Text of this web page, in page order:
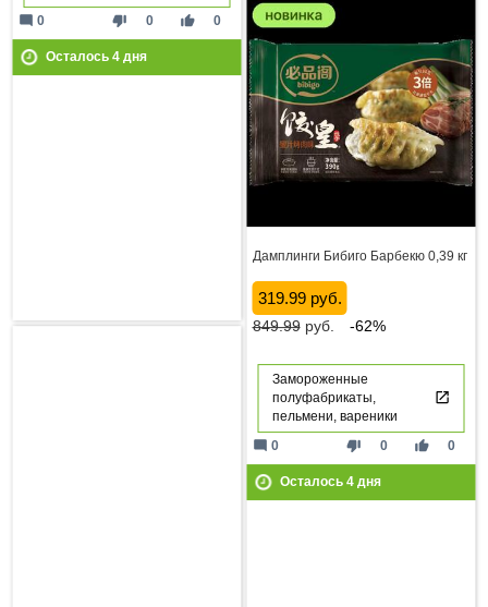
thumb_down 0 thumb_up 0
mode_comment 0
Осталось 4дня
Дамплинги Бибиго Барбекю 0,39 кг
319.99 руб.
849.99руб. -62%
Замороженные
полуфабрикаты,
пельмени, вареники
thumb_down 0 thumb_up 0
mode_comment 0
Осталось 4дня